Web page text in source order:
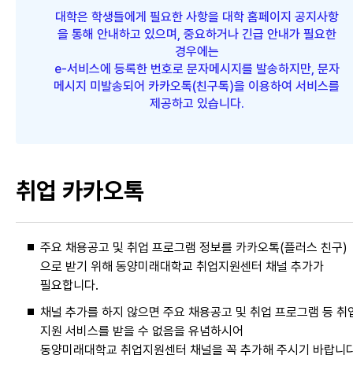
대학은 학생들에게 필요한 사항을 대학 홈페이지 공지사항
을 통해 안내하고 있으며, 중요하거나 긴급 안내가 필요한
경우에는
e-서비스에 등록한 번호로 문자메시지를 발송하지만, 문자
메시지 미발송되어 카카오톡(친구톡)을 이용하여 서비스를
제공하고 있습니다.
취업 카카오톡
주요 채용공고 및 취업 프로그램 정보를 카카오톡(플러스 친구)
으로 받기 위해 동양미래대학교 취업지원센터 채널 추가가
필요합니다.
채널 추가를 하지 않으면 주요 채용공고 및 취업 프로그램 등 취
지원 서비스를 받을 수 없음을 유념하시어
동양미래대학교 취업지원센터 채널을 꼭 추가해 주시기 바랍니